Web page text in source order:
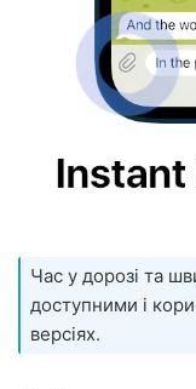
Час у дорозі та
доступними і
версіях.